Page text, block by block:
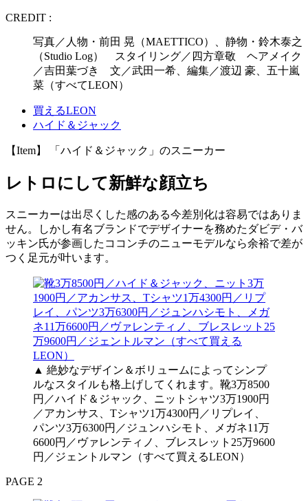
CREDIT :
写真／人物・前田 晃（MAETTICO）、静物・鈴木泰之
（Studio Log） スタイリング／四方章敬 ヘアメイク
／吉田葉づき 文／武田一希、編集／渡辺 豪、五十嵐
菜（すべてLEON）
買えるLEON
ハイド＆ジャック
【Item】 「ハイド＆ジャック」のスニーカー
レトロにして新鮮な顔立ち
スニーカーは出尽くした感のある今差別化は容易ではありま
せん。しかし有名ブランドでデザイナーを務めたダビデ・バ
ッキン氏が参画したココンチのニューモデルなら余裕で差が
つく足元が叶います。
▲ 絶妙なデザイン＆ボリュームによってシンプ
ルなスタイルも格上げしてくれます。靴3万8500
円／ハイド＆ジャック、ニットシャツ3万1900円
／アカンサス、Tシャツ1万4300円／リプレイ、
パンツ3万6300円／ジュンハシモト、メガネ11万
6600円／ヴァレンティノ、ブレスレット25万9600
円／ジェントルマン（すべて買えるLEON）
PAGE 2